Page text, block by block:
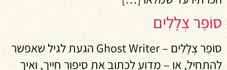
סוֹפֵר צְלָלִים
סוֹפֵר צְלָלִים – Ghost Writer הגעת לגיל שאפשר
להתחיל, או – מדוע לכתוב את סיפור חייך, ואיך